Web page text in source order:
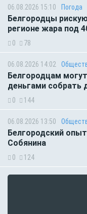
06.08.2026 15:10 Погода
Белгородцы
регионе жара под
0 78
06.08.2026 14:02
Белгородцам
деньгами собрать
0 144
06.08.2026 13:50
Белгородский
Собянина
0 124